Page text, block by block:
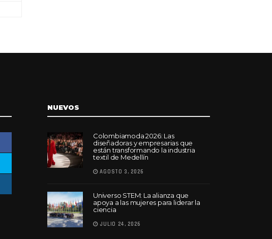
NUEVOS
Colombiamoda 2026: Las
diseñadoras y empresarias que
están transformando la industria
textil de Medellín
AGOSTO 3, 2026
Universo STEM: La alianza que
apoya a las mujeres para liderar la
ciencia
JULIO 24, 2026